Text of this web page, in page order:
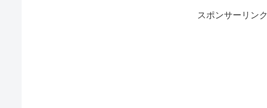
スポンサーリンク